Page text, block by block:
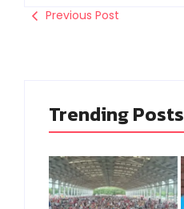
Previous Post
Trending Posts